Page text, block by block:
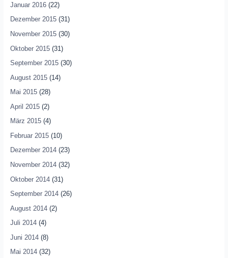
Januar 2016(22)
Dezember 2015(31)
November 2015(30)
Oktober 2015(31)
September 2015(30)
August 2015(14)
Mai 2015(28)
April 2015(2)
März 2015(4)
Februar 2015(10)
Dezember 2014(23)
November 2014(32)
Oktober 2014(31)
September 2014(26)
August 2014(2)
Juli 2014(4)
Juni 2014(8)
Mai 2014(32)